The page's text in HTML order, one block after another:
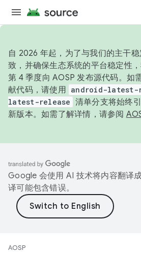
自 2026 年起，为了与我们的主干
致，并确保生态系统的平台稳定性
第 4 季度向 AOSP 发布源代码。如
献代码，请使用 android-latest-
latest-release 清单分支将始终
新版本。如需了解详情，请参阅
Google 会使用 AI 技术将内容翻译
译可能包含错误。
AOSP